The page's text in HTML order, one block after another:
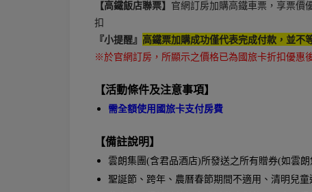
【高鐵飯店聯票】 官網訂房加購高鐵車票，享票價
扣
『小提醒』 高鐵票加購成功僅代表完成付款，並不
※於官網訂房，所顯示之價格已為國旅卡折扣優惠
【活動條件及注意事項】
需全額使用國旅卡支付房費
【備註說明】
雲朗集團(含君品酒店)所發送之所有贈券(如雲
聖誕節、跨年、農曆春節期間不適用、清明兒